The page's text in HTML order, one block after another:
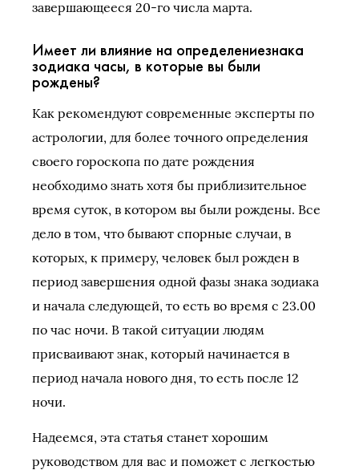
завершающееся 20-го числа марта.
Имеет ли влияние на определениезнака
зодиака часы, в которые вы были
рождены?
Как рекомендуют современные эксперты по
астрологии, для более точного определения
своего гороскопа по дате рождения
необходимо знать хотя бы приблизительное
время суток, в котором вы были рождены. Все
дело в том, что бывают спорные случаи, в
которых, к примеру, человек был рожден в
период завершения одной фазы знака зодиака
и начала следующей, то есть во время с 23.00
по час ночи. В такой ситуации людям
присваивают знак, который начинается в
период начала нового дня, то есть после 12
ночи.
Надеемся, эта статья станет хорошим
руководством для вас и поможет с легкостью